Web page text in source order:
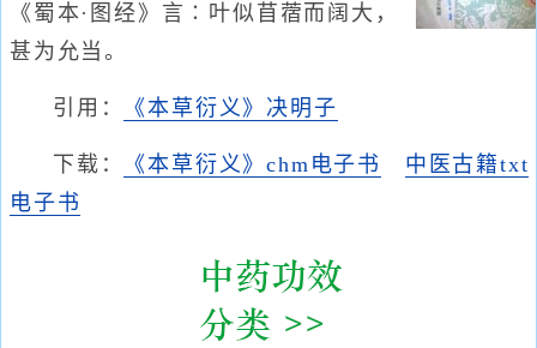
《蜀本·图经》言∶叶似苜蓿而阔大，
甚为允当。
引用： 《本草衍义》决明子
下载： 《本草衍义》chm电子书
中医古籍txt
电子书